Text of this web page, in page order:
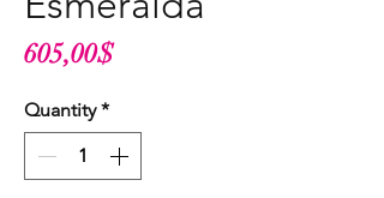
605,00$Price
Quantity *